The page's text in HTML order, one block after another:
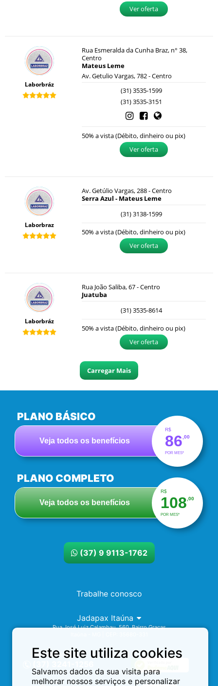
Este site utiliza cookies
Salvamos dados da sua visita para
melhorar nossos serviços e personalizar
Ver oferta
Laborbráz
Rua Esmeralda da Cunha Braz, n° 38,
Centro
Mateus Leme
Av. Getulio Vargas, 782 - Centro
(31) 3535-1599
(31) 3535-3151
50% a vista (Débito, dinheiro ou pix)
Ver oferta
Laborbraz
Av. Getúlio Vargas, 288 - Centro
Serra Azul - Mateus Leme
(31) 3138-1599
50% a vista (Débito, dinheiro ou pix)
Ver oferta
Laborbráz
Rua João Saliba, 67 - Centro
Juatuba
(31) 3535-8614
50% a vista (Débito, dinheiro ou pix)
Ver oferta
Carregar Mais
PLANO BÁSICO
Veja todos os benefícios
R$
86 ,00
POR MES*
PLANO COMPLETO
Veja todos os benefícios
R$
108 ,00
POR MES*
(37) 9 9113-1762
Trabalhe conosco
Jadapax Itaúna
Rua José Luiz Calambau, 560. Bairro Graças
Assistência 24h